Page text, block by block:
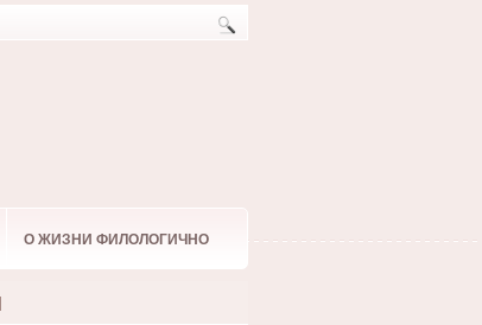
О ЖИЗНИ ФИЛОЛОГИЧНО